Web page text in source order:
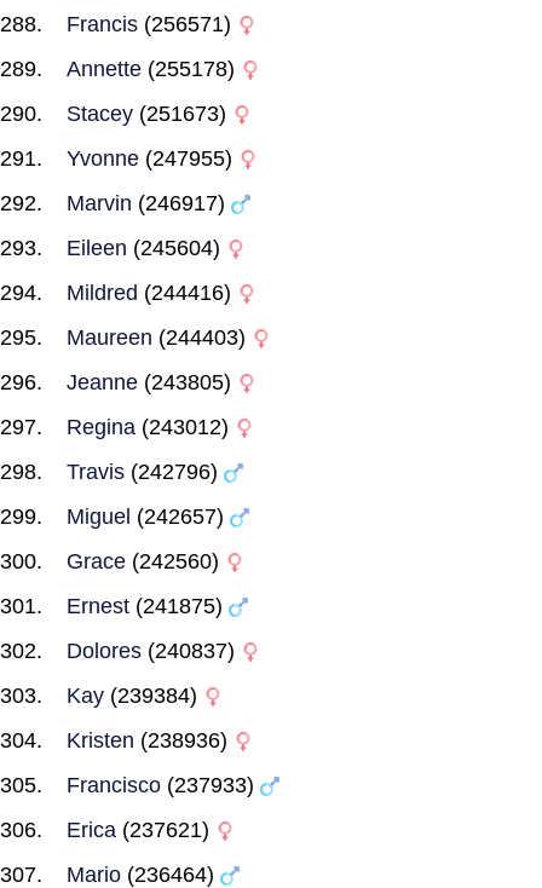
Francis (256571)
Annette (255178)
Stacey (251673)
Yvonne (247955)
Marvin (246917)
Eileen (245604)
Mildred (244416)
Maureen (244403)
Jeanne (243805)
Regina (243012)
Travis (242796)
Miguel (242657)
Grace (242560)
Ernest (241875)
Dolores (240837)
Kay (239384)
Kristen (238936)
Francisco (237933)
Erica (237621)
Mario (236464)